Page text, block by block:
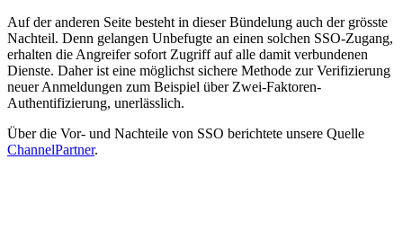
Auf der anderen Seite besteht in dieser Bündelung auch der grösste
Nachteil. Denn gelangen Unbefugte an einen solchen SSO-Zugang,
erhalten die Angreifer sofort Zugriff auf alle damit verbundenen
Dienste. Daher ist eine möglichst sichere Methode zur Verifizierung
neuer Anmeldungen zum Beispiel über Zwei-Faktoren-
Authentifizierung, unerlässlich.
Über die Vor- und Nachteile von SSO berichtete unsere Quelle
ChannelPartner.